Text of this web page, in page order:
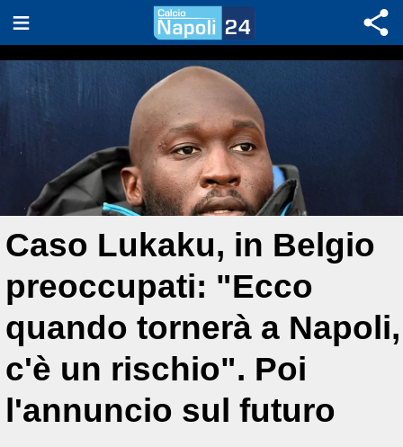
Caso Lukaku, in Belgio
preoccupati: "Ecco
quando tornerà a Napoli,
c'è un rischio". Poi
l'annuncio sul futuro